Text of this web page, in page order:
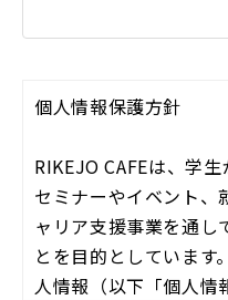
個人情報保護方針
RIKEJO CAFEは、学
セミナーやイベント、
ャリア支援事業を通し
とを目的としています
人情報（以下「個人情